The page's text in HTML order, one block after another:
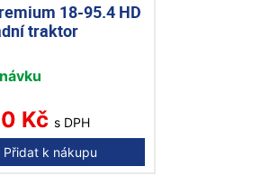
18-95.4 HD
traktor
Kč s DPH
Přidat k nákupu